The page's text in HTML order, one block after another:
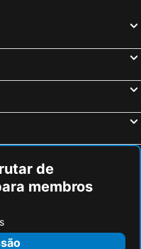
de
membros